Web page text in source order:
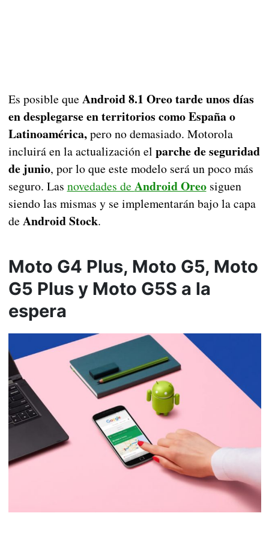
Es posible que Android 8.1 Oreo tarde unos días
en desplegarse en territorios como España o
Latinoamérica,pero no demasiado. Motorola
incluirá en la actualización el parche de seguridad
de junio, por lo que este modelo será un poco más
seguro. Las novedades de Android Oreosiguen
siendo las mismas y se implementarán bajo la capa
de Android Stock.
Moto G4 Plus, Moto G5, Moto
G5 Plus y Moto G5S a la
espera